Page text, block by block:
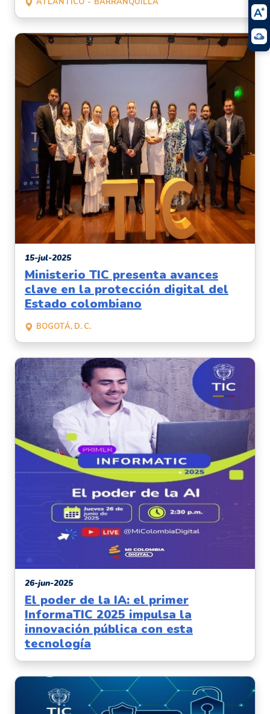
15-jul-2025
Ministerio TIC presenta avances
clave en la protección digital del
Estado colombiano
BOGOTÁ, D. C.
26-jun-2025
El poder de la IA: el primer
InformaTIC 2025 impulsa la
innovación pública con esta
tecnología